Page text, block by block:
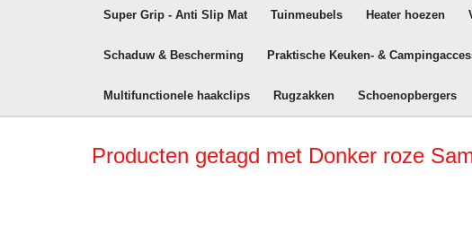
Super Grip - Anti Slip Mat Tuinmeubels Heater hoezen
Schaduw & Bescherming Praktische Keuken- &
Multifunctionele haakclips Rugzakken Schoenopbergers
Producten getagd met Donker roze